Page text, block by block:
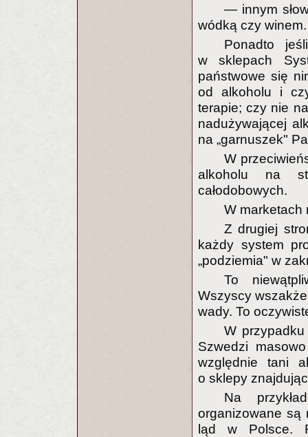
— innym
wódką czy winem.
Ponadto
w sklepach
państwowe się
od alkoholu i
terapie; czy nie
nadużywającej
na „garnuszek"
W
alkoholu na
całodobowych.
W marketach
Z drugiej
każdy system
„podziemia" w
To
Wszyscy
wady. To
W
Szwedzi
względnie tani
o sklepy
Na
organizowane są
ląd w Polsce.